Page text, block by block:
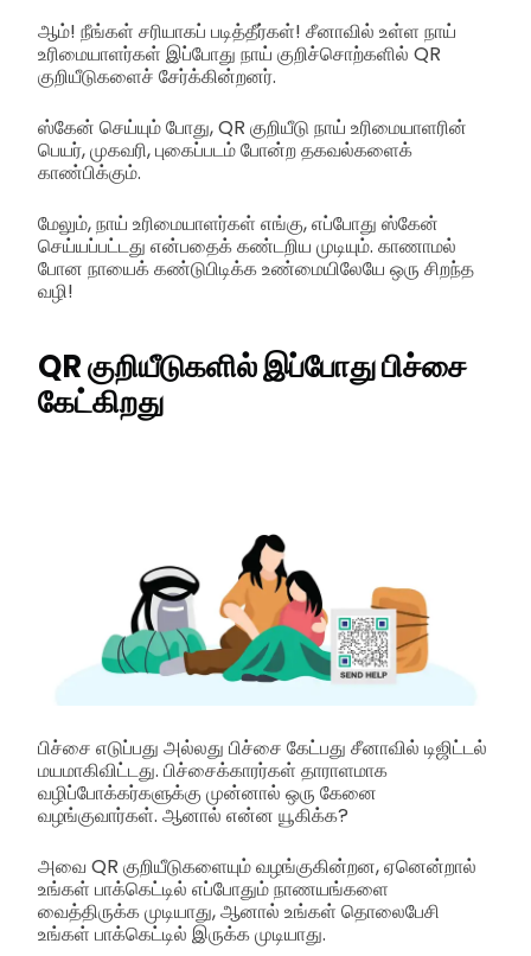
ஆம்! நீங்கள் சரியாகப் படித்தீர்கள்! சீனாவில் உள்ள நாய்
உரிமையாளர்கள் இப்போது நாய் குறிச்சொற்களில் QR
குறியீடுகளைச் சேர்க்கின்றனர்.
ஸ்கேன் செய்யும் போது, QR குறியீடு நாய் உரிமையாளரின்
பெயர், முகவரி, புகைப்படம் போன்ற தகவல்களைக்
காண்பிக்கும்.
மேலும், நாய் உரிமையாளர்கள் எங்கு, எப்போது ஸ்கேன்
செய்யப்பட்டது என்பதைக் கண்டறிய முடியும். காணாமல்
போன நாயைக் கண்டுபிடிக்க உண்மையிலேயே ஒரு சிறந்த
வழி!
QR குறியீடுகளில் இப்போது பிச்சை
கேட்கிறது
பிச்சை எடுப்பது அல்லது பிச்சை கேட்பது சீனாவில் டிஜிட்டல்
மயமாகிவிட்டது. பிச்சைக்காரர்கள் தாராளமாக
வழிப்போக்கர்களுக்கு முன்னால் ஒரு கேனை
வழங்குவார்கள். ஆனால் என்ன யூகிக்க?
அவை QR குறியீடுகளையும் வழங்குகின்றன, ஏனென்றால்
உங்கள் பாக்கெட்டில் எப்போதும் நாணயங்களை
வைத்திருக்க முடியாது, ஆனால் உங்கள் தொலைபேசி
உங்கள் பாக்கெட்டில் இருக்க முடியாது.